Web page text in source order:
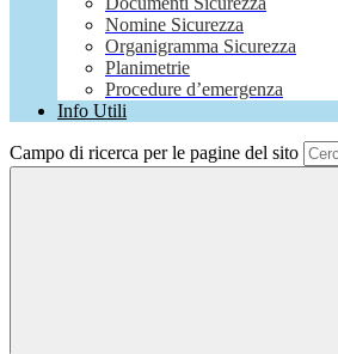
Nomine Sicurezza
Organigramma Sicurezza
Planimetrie
Procedure d’emergenza
Info Utili
Campo di ricerca per le pagine del sito